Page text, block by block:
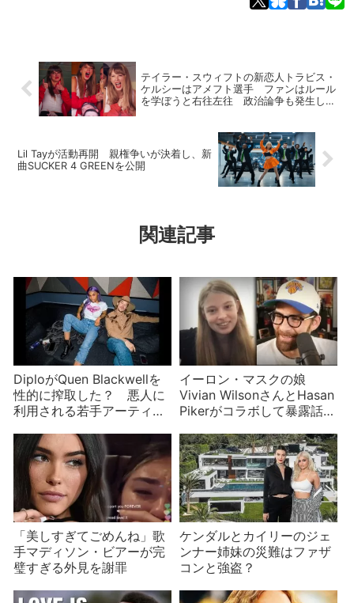
テイラー・スウィフトの新恋人トラビス・
ケルシーはアメフト選手 ファンはルール
を学ぼうと右往左往 政治論争も発生し学
Lil Tayが活動再開 親権争いが決着し、新
曲SUCKER 4 GREENを公開
関連記事
DiploがQuen Blackwellを
性的に搾取した？ 悪人に
利用される若手アーティス
イーロン・マスクの娘
Vivian WilsonさんとHasan
Pikerがコラボして暴露話
「美しすぎてごめんね」歌
手マディソン・ビアーが完
璧すぎる外見を謝罪
ケンダルとカイリーのジェ
ンナー姉妹の災難はファザ
コンと強盗？